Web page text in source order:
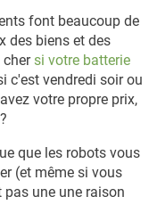
font beaucoup de
des biens et des
chersi votre batterie
c'est vendredi soir ou
votre propre prix,
que les robots vous
(et même si vous
pas une une raison